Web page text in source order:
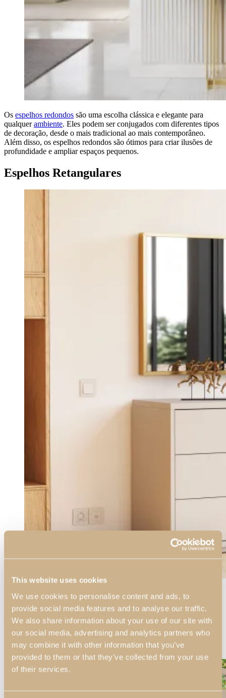
This website uses cookies
We use cookies to personalise content and ads, to
provide social media features and to analyse our traffic.
We also share information about your use of our site with
our social media, advertising and analytics partners who
may combine it with other information that you’ve
provided to them or that they’ve collected from your use
of their services.
Os espelhos redondos são uma escolha clássica e elegante para
qualquerambiente. Eles podem ser conjugados com diferentes tipos
de decoração, desde o mais tradicional ao mais contemporâneo.
Além disso, os espelhos redondos são ótimos para criar ilusões de
profundidade e ampliar espaços pequenos.
Espelhos Retangulares
Osespelhos retangularessão uma ótima escolha paraespaços
modernos e minimalistas. Podem ser usados ​​em conjugação com
uma grande variedade de outras peças, desde um quadro até algo
com um papel mais funcional.
Espelhos Decorativos